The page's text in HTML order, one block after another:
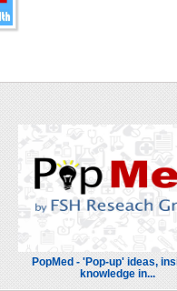
PopMed - 'Pop-up' ideas,
knowledge in...